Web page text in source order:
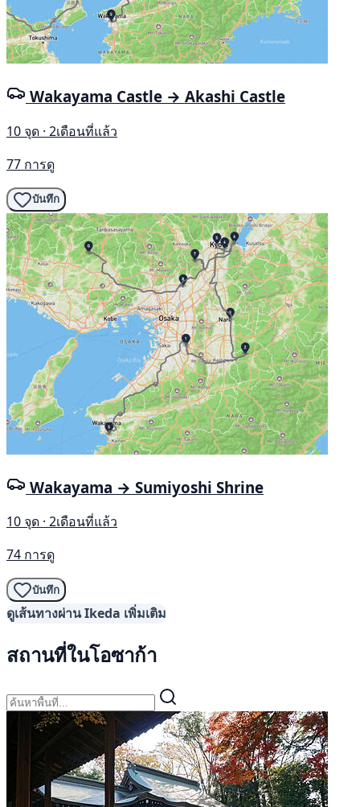
Wakayama Castle → Akashi Castle
10 จุด · 2เดือนที่แล้ว
77 การดู
บันทึก
Wakayama → Sumiyoshi Shrine
10 จุด · 2เดือนที่แล้ว
74 การดู
บันทึก
ดูเส้นทางผ่าน Ikeda เพิ่มเติม
สถานที่ในโอซาก้า